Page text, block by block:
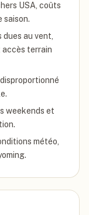
USA, coûts
saison.
au vent,
terrain
weekends et
météo,